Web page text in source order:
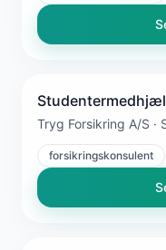
Tryg Forsikring A/S ·
forsikringskonsulent